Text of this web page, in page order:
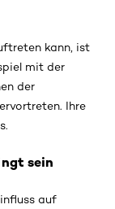
kann, ist
mit der
der
Ihre
sein
auf